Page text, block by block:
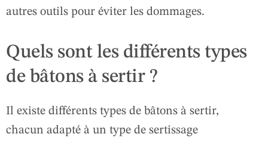
autres outils pour éviter les dommages.
Quels sont les différents types
de bâtons à sertir ?
Il existe différents types de bâtons à sertir,
chacun adapté à un type de sertissage